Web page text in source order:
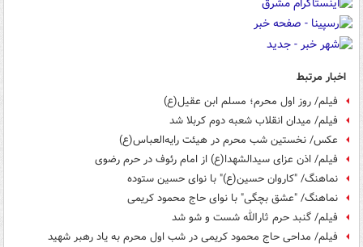
اخبار مرتبط
فیلم/ روز اول محرم؛ مسلم ابن عقیل(ع)
فیلم/ میدان انقلاب شعبه دوم کربلا شد
عکس/ نخستین شب محرم در هیئت رایه‌العباس(ع)
فیلم/ اذن عزای سیدالشهدا(ع) از امام رئوف در حرم رضوی
نماهنگ/ "کاروان حسین(ع)" با نوای حسین ستوده
نماهنگ/ "عشق بچگی" با نوای حاج محمود کریمی
فیلم/ گنبد حرم ثارالله شست و شو شد
فیلم/ مداحی حاج محمود کریمی در شب اول محرم به یاد رهبر شهید